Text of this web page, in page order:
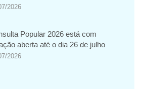
2026
Popular 2026 está com
aberta até o dia 26 de julho
2026